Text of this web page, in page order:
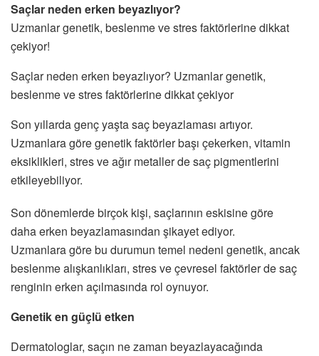
Saçlar neden erken beyazlıyor?
Uzmanlar genetik, beslenme ve stres faktörlerine dikkat
çekiyor!
Saçlar neden erken beyazlıyor? Uzmanlar genetik,
beslenme ve stres faktörlerine dikkat çekiyor
Son yıllarda genç yaşta saç beyazlaması artıyor.
Uzmanlara göre genetik faktörler başı çekerken, vitamin
eksiklikleri, stres ve ağır metaller de saç pigmentlerini
etkileyebiliyor.
Son dönemlerde birçok kişi, saçlarının eskisine göre
daha erken beyazlamasından şikayet ediyor.
Uzmanlara göre bu durumun temel nedeni genetik, ancak
beslenme alışkanlıkları, stres ve çevresel faktörler de saç
renginin erken açılmasında rol oynuyor.
Genetik en güçlü etken
Dermatologlar, saçın ne zaman beyazlayacağında